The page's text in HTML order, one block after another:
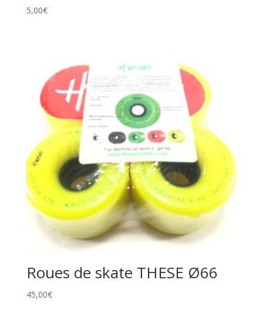
5,00€
Roues de skate THESE Ø66
45,00€